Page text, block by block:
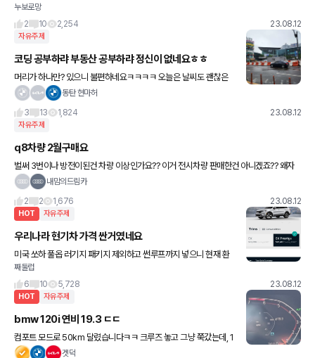
다고 하시는데 서울에서 틴팅을 작업하게 되면 추후 a/s 측면에서 많이 불편할 것 같아서
요. 타지역 딜러사
누보로망
2
10 2,254 23.08.12
자유주제
코딩 공부하랴 부동산 공부하랴 정신이 없네요ㅎㅎ
머리가 하나만? 있으니 불편하네요ㅋㅋㅋㅋ 오늘은 날씨도 괜찮은
거 같아서 서울로 임장을 다녀왔습니다. 기대이상으로 재밌었고 공부
동탄 현마허
3
13 1,824 23.08.12
자유주제
q8차량 2월구매요
벌써 3번이나 방전이된건 차량 이상인가요?? 이거 전시차량 판매한건 아니겠죠?? 왜자
꾸 시동이 안걸리나요ㅜㅜ 이큰차량이 이래 부실한가요 비슷한 경험 있으신가요
내맘의드림카
2
2 1,676 23.08.12
HOT 자유주제
우리나라 현기차 가격 싼거였네요
미국 쏘하 풀옵 러기지 패키지 제외하고 썬루프까지 넣으니 현재 환
율로 6600만원 나오네요.. 여기다 피도 붙는다고 하니.. 예전에 국내
역차별 논란 꽤 있었는데 어느새 이렇게 역전 됐네요.
째둘럽
6
10 5,728 23.08.12
HOT 자유주제
bmw 120i 연비 19.3 ㄷㄷ
컴포트 모드로 50km 달렸습니다ㅋㅋ 크루즈 놓고 그냥 쭉갔는데, 1
9.3km/L 나오네요! 고급유 2000원 보니 연비주행하면서 키로당 1
겟덕